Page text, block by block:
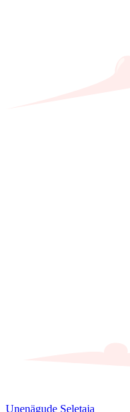
Unenägude Seletaja